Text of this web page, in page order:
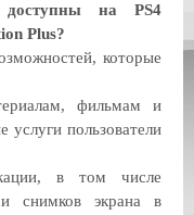
доступны на PS4
Plus?
которые
фильмам и
услуги пользователи
в том числе
и снимков экрана в